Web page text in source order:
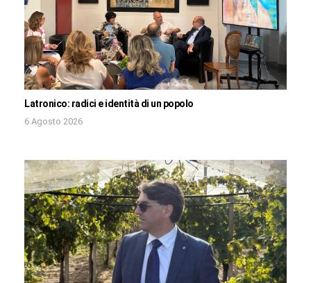
Latronico: radici e identità di un popolo
6 Agosto 2026